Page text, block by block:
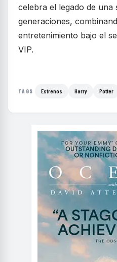
celebra el legado de una
generaciones,
entretenimiento bajo el
VIP.
TAGS Estrenos Harry Potter